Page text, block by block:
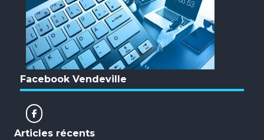
Facebook Vendeville
Articles récents